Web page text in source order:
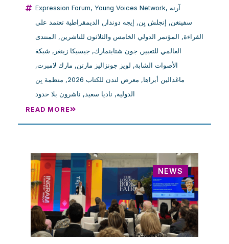
Expression Forum, Young Voices Network, آرنه
سفينغن, إنجلش بِن, إيجه دوندار , الديمقراطية تعتمد على
القراءة, المؤتمر الدولي الخامس والثلاثون للناشرين, المنتدى
العالمي للتعبير , جون شتاينمارك, جيسيكا زينغر , شبكة
الأصوات الشابة, لويز جونزاليز مارتن, مارك لامبرت,
ماغدالين أبراها, معرض لندن للكتاب 2026 , منظمة بِن
الدولية, ناديا سعيد , ناشرون بلا حدود
READ MORE
NEWS